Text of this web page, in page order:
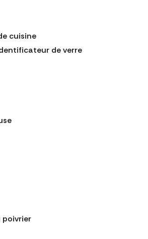
cuisine
de verre
poivrier